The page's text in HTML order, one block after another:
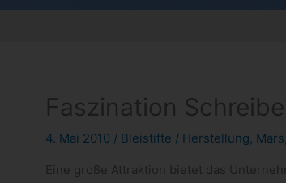
Faszination
4. Mai 2010 / Bleistifte / Herstellung, Mars,
Eine große Attrak­tion bie­tet das